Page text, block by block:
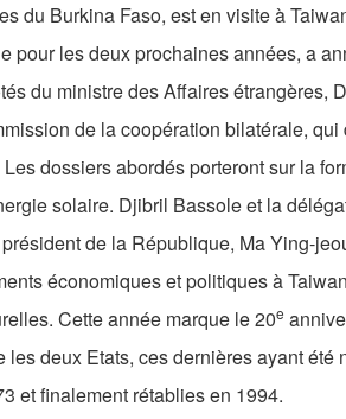
du Burkina Faso, est en visite à
pour les deux prochaines années, a
du ministre des Affaires étrangères,
de la coopération bilatérale, qui
dossiers abordés porteront sur la
solaire. Djibril Bassole et la
de la République, Ma Ying-
économiques et politiques à
Cette année marque le 20e
deux Etats, ces dernières ayant été
et finalement rétablies en 1994.